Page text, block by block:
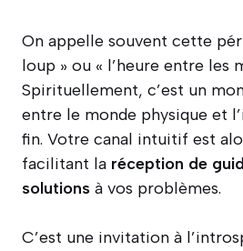
On appelle souvent cette
loup » ou « l’heure entre les
Spirituellement, c’est un
entre le monde physique et
fin. Votre canal intuitif est
facilitant la réception de
solutions à vos problèmes.
C’est une invitation à